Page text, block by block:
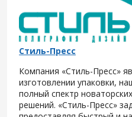
Стиль-Пресс
Компания «Стиль-Пресс»
изготовлении упаковки,
полный спектр
решений. «Стиль-Пресс»